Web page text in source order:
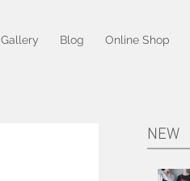
Gallery Blog Online Shop
NEW